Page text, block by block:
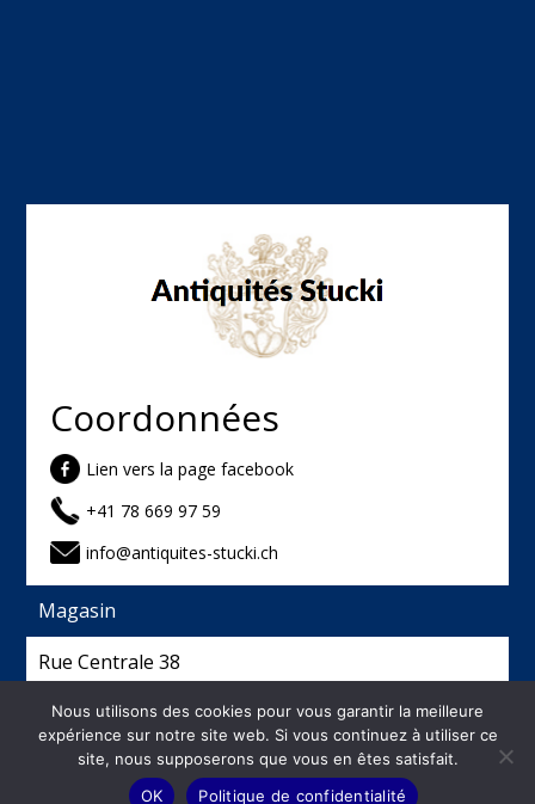
Coordonnées
Lien vers la page facebook
+41 78 669 97 59
info@antiquites-stucki.ch
Magasin
Rue Centrale 38
2740 Moutier
Antiquités Stucki - Créé et hébergé par
Nous utilisons des cookies pour vous garantir la meilleure
expérience sur notre site web. Si vous continuez à utiliser ce
site, nous supposerons que vous en êtes satisfait.
OK
Politique de confidentialité